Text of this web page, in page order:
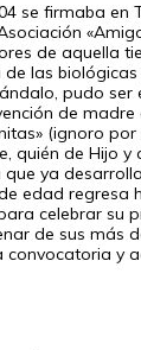
se firmaba en
de aquella
las
pudo ser
de
(ignoro
quién de Hijo y
ya
edad regresa
celebrar su
de sus más
y